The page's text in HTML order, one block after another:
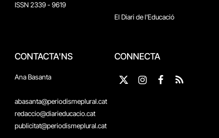
ISSN 2339 - 9619
El Diari de l'Educació
CONTACTA'NS
Ana Basanta
abasanta@periodismeplural.cat
redaccio@diarieducacio.cat
publicitat@periodismeplural.cat
CONNECTA
X
Instagram
Facebook
RSS